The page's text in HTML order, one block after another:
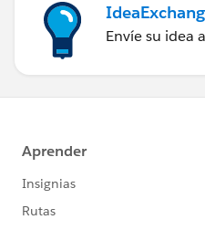
Envíe su idea